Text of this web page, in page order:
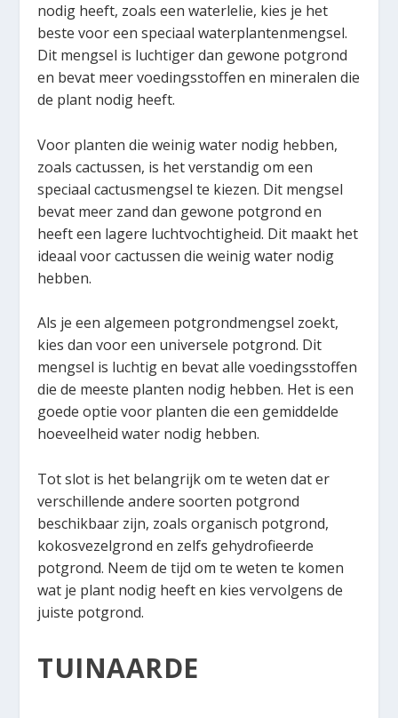
nodig heeft, zoals een waterlelie, kies je het
beste voor een speciaal waterplantenmengsel.
Dit mengsel is luchtiger dan gewone potgrond
en bevat meer voedingsstoffen en mineralen die
de plant nodig heeft.
Voor planten die weinig water nodig hebben,
zoals cactussen, is het verstandig om een
speciaal cactusmengsel te kiezen. Dit mengsel
bevat meer zand dan gewone potgrond en
heeft een lagere luchtvochtigheid. Dit maakt het
ideaal voor cactussen die weinig water nodig
hebben.
Als je een algemeen potgrondmengsel zoekt,
kies dan voor een universele potgrond. Dit
mengsel is luchtig en bevat alle voedingsstoffen
die de meeste planten nodig hebben. Het is een
goede optie voor planten die een gemiddelde
hoeveelheid water nodig hebben.
Tot slot is het belangrijk om te weten dat er
verschillende andere soorten potgrond
beschikbaar zijn, zoals organisch potgrond,
kokosvezelgrond en zelfs gehydrofieerde
potgrond. Neem de tijd om te weten te komen
wat je plant nodig heeft en kies vervolgens de
juiste potgrond.
TUINAARDE